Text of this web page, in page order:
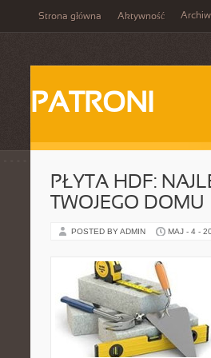
Strona główna Aktywność
PATRONI
PŁYTA HDF:
TWOJEGO DOMU
POSTED BY ADMIN MAJ - 4 -